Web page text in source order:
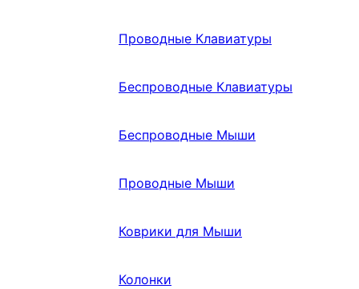
Проводные Клавиатуры
Беспроводные Клавиатуры
Беспроводные Мыши
Проводные Мыши
Коврики для Мыши
Колонки